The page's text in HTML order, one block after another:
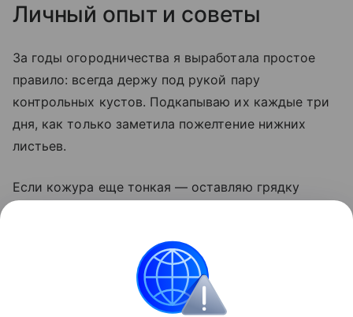
Личный опыт и советы
За годы огородничества я выработала простое
правило: всегда держу под рукой пару
контрольных кустов. Подкапываю их каждые три
дня, как только заметила пожелтение нижних
листьев.
Если кожура еще тонкая — оставляю грядку
погребе. Сушка на солнце — лучший дезинфектор,
этим пренебрегать нельзя.